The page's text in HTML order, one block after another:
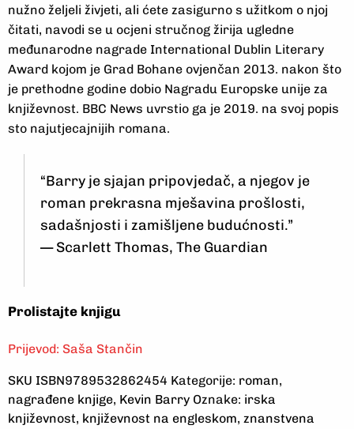
nužno željeli živjeti, ali ćete zasigurno s užitkom o njoj
čitati, navodi se u ocjeni stručnog žirija ugledne
međunarodne nagrade International Dublin Literary
Award kojom je Grad Bohane ovjenčan 2013. nakon što
je prethodne godine dobio Nagradu Europske unije za
književnost. BBC News uvrstio ga je 2019. na svoj popis
sto najutjecajnijih romana.
“Barry je sjajan pripovjedač, a njegov je
roman prekrasna mješavina prošlosti,
sadašnjosti i zamišljene budućnosti.”
— Scarlett Thomas, The Guardian
Prolistajte knjigu
Prijevod: Saša Stančin
SKU ISBN9789532862454 Kategorije: roman,
nagrađene knjige, Kevin Barry Oznake: irska
književnost, književnost na engleskom, znanstvena